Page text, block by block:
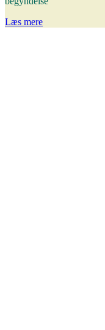
Læs mere